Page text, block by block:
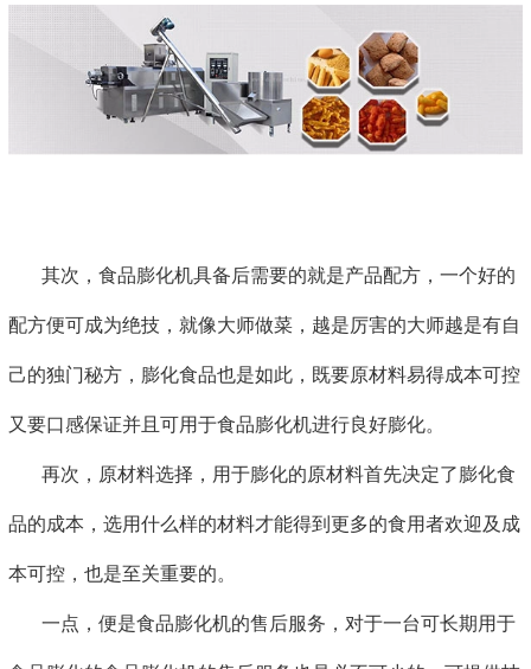
其次，食品膨化机具备后需要的就是产品配方，一个好的
配方便可成为绝技，就像大师做菜，越是厉害的大师越是有自
己的独门秘方，膨化食品也是如此，既要原材料易得成本可控
又要口感保证并且可用于食品膨化机进行良好膨化。
再次，原材料选择，用于膨化的原材料首先决定了膨化食
品的成本，选用什么样的材料才能得到更多的食用者欢迎及成
本可控，也是至关重要的。
一点，便是食品膨化机的售后服务，对于一台可长期用于